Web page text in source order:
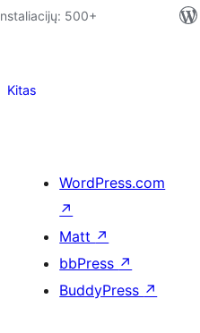
500+
Kitas
WordPress.com
↗
Matt ↗
bbPress ↗
BuddyPress ↗